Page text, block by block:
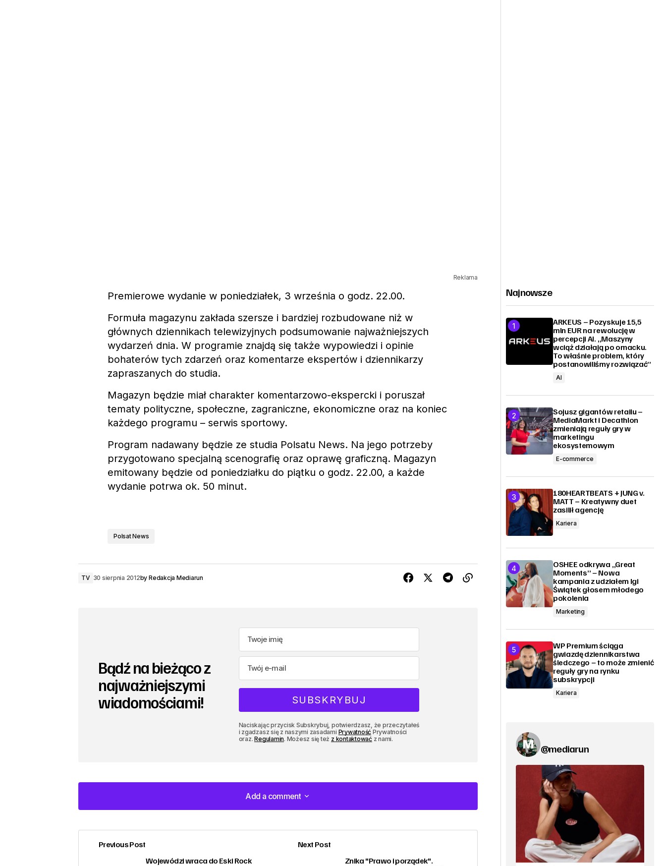
Reklama
Premierowe wydanie w poniedziałek, 3 września o godz. 22.00.
Formuła magazynu zakłada szersze i bardziej rozbudowane niż w
głównych dziennikach telewizyjnych podsumowanie najważniejszych
wydarzeń dnia. W programie znajdą się także wypowiedzi i opinie
bohaterów tych zdarzeń oraz komentarze ekspertów i dziennikarzy
zapraszanych do studia.
Magazyn będzie miał charakter komentarzowo-ekspercki i poruszał
tematy polityczne, społeczne, zagraniczne, ekonomiczne oraz na koniec
każdego programu – serwis sportowy.
Program nadawany będzie ze studia Polsatu News. Na jego potrzeby
przygotowano specjalną scenografię oraz oprawę graficzną. Magazyn
emitowany będzie od poniedziałku do piątku o godz. 22.00, a każde
wydanie potrwa ok. 50 minut.
Polsat News
TV 30 sierpnia 2012by Redakcja Mediarun
Bądź na bieżąco z
najważniejszymi
wiadomościami!
Naciskając przycisk Subskrybuj, potwierdzasz, że przeczytałeś
i zgadzasz się z naszymi zasadami Prywatność Prywatności
oraz.Regulamin. Możesz się też z kontaktowaćz nami.
Add a comment
Add a comment
zalogować
Previous Post
Wojewódzi wraca do Eski Rock
Next Post
Znika "Prawo i porządek".
Najnowsze
ARKEUS – Pozyskuje 15,5
mln EUR na rewolucję w
percepcji AI. „Maszyny
wciąż działają po omacku.
To właśnie problem, który
postanowiliśmy rozwiązać”
AI
Sojusz gigantów retailu –
MediaMarkt i Decathlon
zmieniają reguły gry w
marketingu
ekosystemowym
E-commerce
180HEARTBEATS + JUNG v.
MATT – Kreatywny duet
zasilił agencję
Kariera
OSHEE odkrywa „Great
Moments” – Nowa
kampania z udziałem Igi
Świątek głosem młodego
pokolenia
Marketing
WP Premium ściąga
gwiazdę dziennikarstwa
śledczego – to może zmienić
reguły gry na rynku
subskrypcji
Kariera
@mediarun